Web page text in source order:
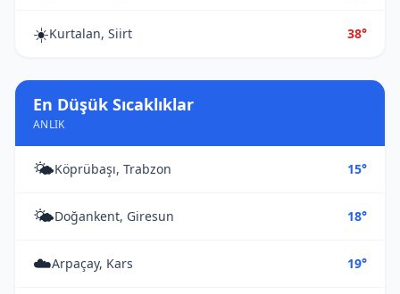
☀️Kurtalan, Siirt 38°
En Düşük Sıcaklıklar
ANLIK
🌤️Köprübaşı, Trabzon 15°
🌤️Doğankent, Giresun 18°
☁️Arpaçay, Kars 19°